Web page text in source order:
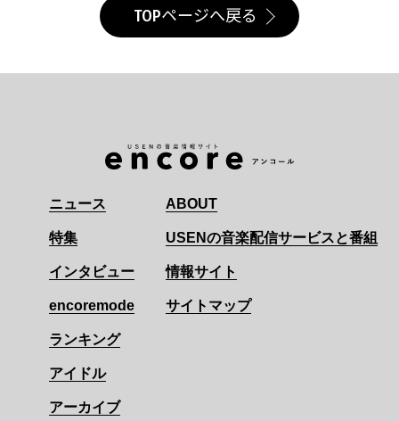
TOPページへ戻る
ニュース
特集
インタビュー
encoremode
ランキング
アイドル
アーカイブ
ABOUT
USENの音楽配信サービスと番組
情報サイト
サイトマップ